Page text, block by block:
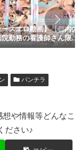
スエロ動画】【都内大
勤務の看護師さん限
ブみある清楚なナース
し射精させる授乳手コ
人ナース30人たっぷり5
パンチラ
や情報等どんなこ
ださい♪